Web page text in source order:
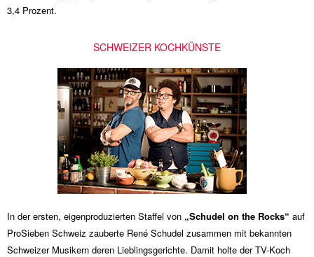
3,4 Prozent.
SCHWEIZER KOCHKÜNSTE
In der ersten, eigenproduzierten Staffel von „Schudel on the Rocks“ auf
ProSieben Schweiz zauberte René Schudel zusammen mit bekannten
Schweizer Musikern deren Lieblingsgerichte. Damit holte der TV-Koch